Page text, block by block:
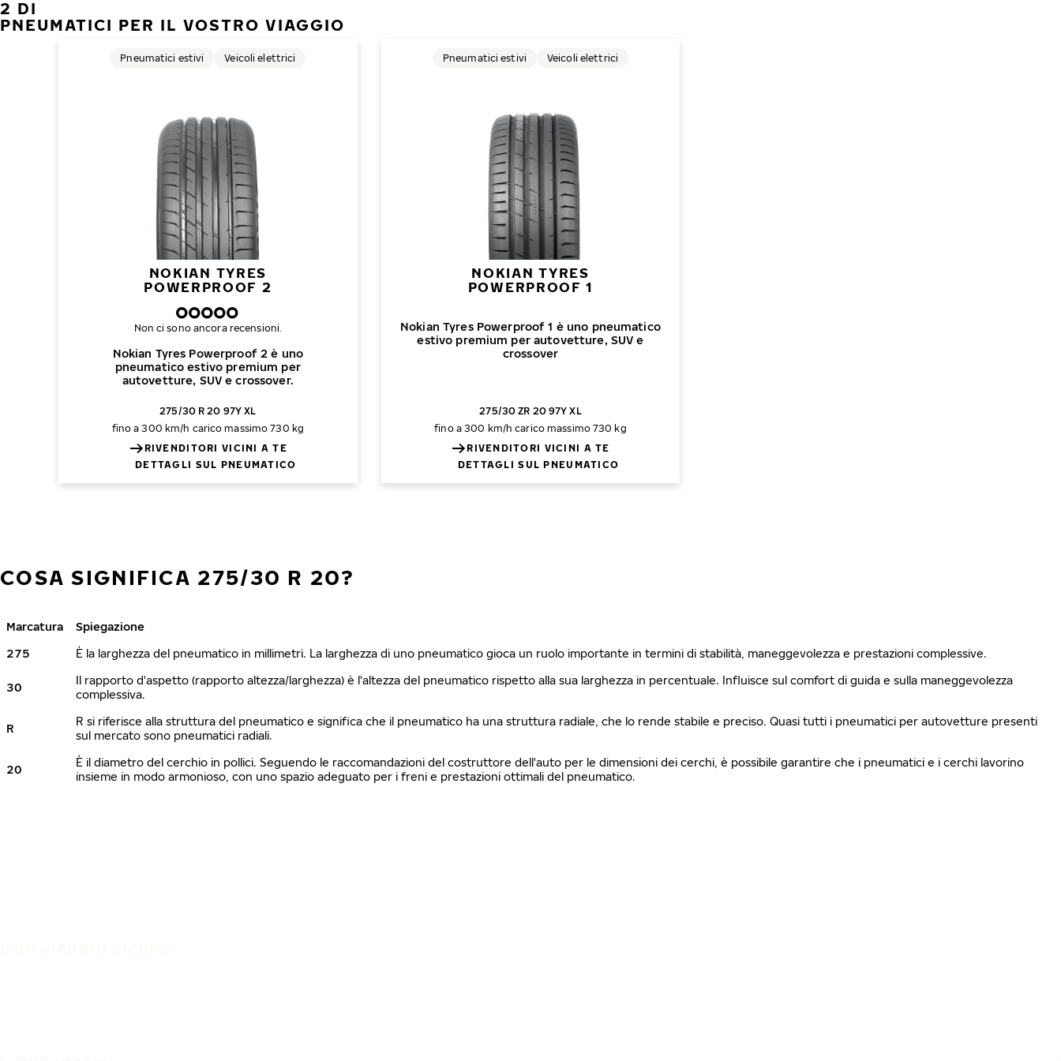
2 DI
PNEUMATICI PER IL VOSTRO VIAGGIO
NOKIAN TYRES
POWERPROOF 2
Nokian Tyres Powerproof 2 è uno
pneumatico estivo premium per
autovetture, SUV e crossover.
Pneumatici estivi Veicoli elettrici
Non ci sono ancora recensioni.
275/30 R 20 97Y XL
fino a 300 km/h carico massimo 730 kg
RIVENDITORI VICINI A TE
DETTAGLI SUL PNEUMATICO
NOKIAN TYRES
POWERPROOF 1
Nokian Tyres Powerproof 1 è uno pneumatico
estivo premium per autovetture, SUV e
crossover
Pneumatici estivi Veicoli elettrici
275/30 ZR 20 97Y XL
fino a 300 km/h carico massimo 730 kg
RIVENDITORI VICINI A TE
DETTAGLI SUL PNEUMATICO
COSA SIGNIFICA 275/30 R 20?
Marcatura
Spiegazione
275
È la larghezza del pneumatico in millimetri. La larghezza di uno pneumatico gioca un ruolo importante in termini di stabilità, maneggevolezza e prestazioni complessive.
30
Il rapporto d'aspetto (rapporto altezza/larghezza) è l'altezza del pneumatico rispetto alla sua larghezza in percentuale. Influisce sul comfort di guida e sulla maneggevolezza
complessiva.
R
R si riferisce alla struttura del pneumatico e significa che il pneumatico ha una struttura radiale, che lo rende stabile e preciso. Quasi tutti i pneumatici per autovetture presenti
sul mercato sono pneumatici radiali.
20
È il diametro del cerchio in pollici. Seguendo le raccomandazioni del costruttore dell'auto per le dimensioni dei cerchi, è possibile garantire che i pneumatici e i cerchi lavorino
insieme in modo armonioso, con uno spazio adeguato per i freni e prestazioni ottimali del pneumatico.